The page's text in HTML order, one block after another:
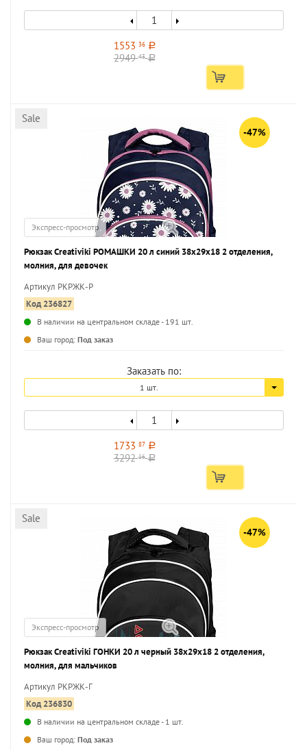
1553 36 a
294943 a
Sale
-47%
Экспресс-просмотр
Рюкзак Creativiki РОМАШКИ 20 л синий 38х29х18 2 отделения,
молния, для девочек
Артикул РКРЖК-Р
Код 236827
В наличии на центральном складе - 191 шт.
Ваш город: Под заказ
Заказать по:
1 шт.
1733 87 a
329216 a
Sale
-47%
Экспресс-просмотр
Рюкзак Creativiki ГОНКИ 20 л черный 38х29х18 2 отделения,
молния, для мальчиков
Артикул РКРЖК-Г
Код 236830
В наличии на центральном складе - 1 шт.
Ваш город: Под заказ